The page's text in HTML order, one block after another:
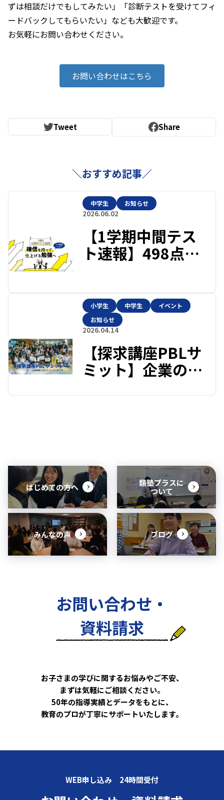
ずは相談だけでもしてみたい」「診断テストを受けてフィ
ードバックしてもらいたい」なども大歓迎です。
お気軽にお問い合わせください。
お問い合わせはこちら
Tweet Share
＼おすすめ記事／
中学生 お知らせ
2026.06.02
【1学期中間テス
ト速報】498点、
申ハイレベル対策
講座 平均464点
小学生 中学生
イベント
お知らせ
2026.04.14
【探求講座PBLサ
ミット】企業の課
はじめての方へ
類塾プラスに
ついて
みんなの声 ブログ
お問い合わせ・
資料請求
お子さまの学びに関するお悩みやご不安、
まずは気軽にご相談ください。
50年の指導実績とデータをもとに、
教育のプロが丁寧にサポートいたします。
WEB申し込み 24時間受付